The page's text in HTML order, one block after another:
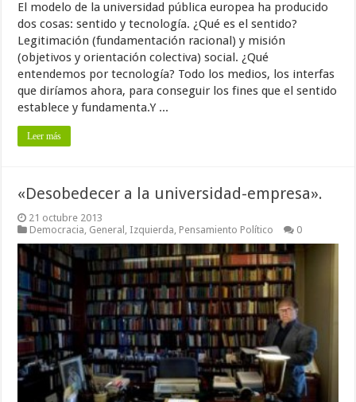
El modelo de la universidad pública europea ha producido
dos cosas: sentido y tecnología. ¿Qué es el sentido?
Legitimación (fundamentación racional) y misión
(objetivos y orientación colectiva) social. ¿Qué
entendemos por tecnología? Todo los medios, los interfas
que diríamos ahora, para conseguir los fines que el sentido
establece y fundamenta.Y ...
Leer más
«Desobedecer a la universidad-empresa».
21 octubre 2013
Democracia, General , Izquierda, Pensamiento Político 0